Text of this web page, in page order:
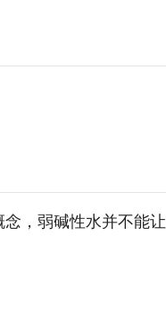
念，弱碱性水并不能让